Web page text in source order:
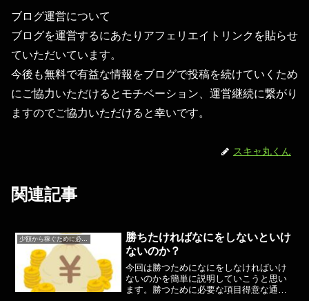
ブログ運営について
ブログを運営するにあたりアフェリエイトリンクを貼らせ
ていただいています。
今後も無料で有益な情報をブログで投稿を続けていくため
にご協力いただけるとモチベーション、運営継続に繋がり
ますのでご協力いただけると幸いです。
スキャ丸くん
関連記事
勝ちたければなにをしないといけ
ないのか？
今回は勝つためになにをしなければいけ
ないのかを簡単に説明していこうと思い
ます。勝つために必要な項目得意な通貨